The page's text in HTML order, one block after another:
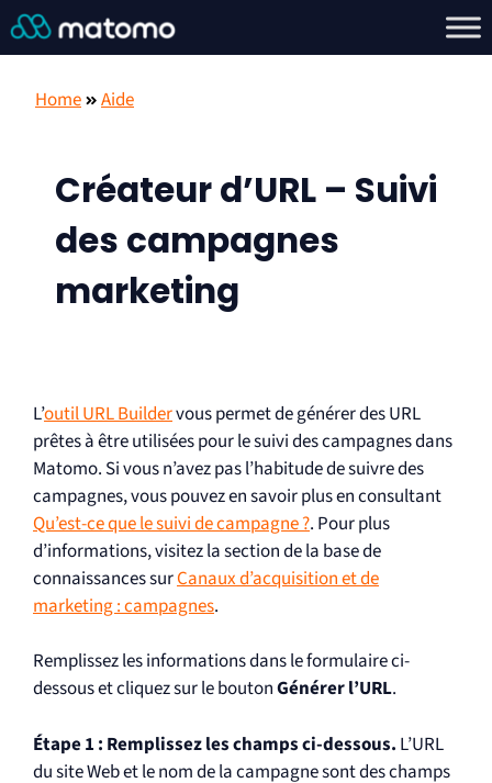
Home Aide
Créateur d’URL – Suivi
des campagnes
marketing
L’outil URL Buildervous permet de générer des URL
prêtes à être utilisées pour le suivi des campagnes dans
Matomo. Si vous n’avez pas l’habitude de suivre des
campagnes, vous pouvez en savoir plus en consultant
Qu’est-ce que le suivi de campagne ?. Pour plus
d’informations, visitez la section de la base de
connaissances surCanaux d’acquisition et de
marketing : campagnes.
Remplissez les informations dans le formulaire ci-
dessous et cliquez sur le boutonGénérer l’URL.
Étape 1 : Remplissez les champs ci-dessous. L’URL
du site Web et le nom de la campagne sont des champs